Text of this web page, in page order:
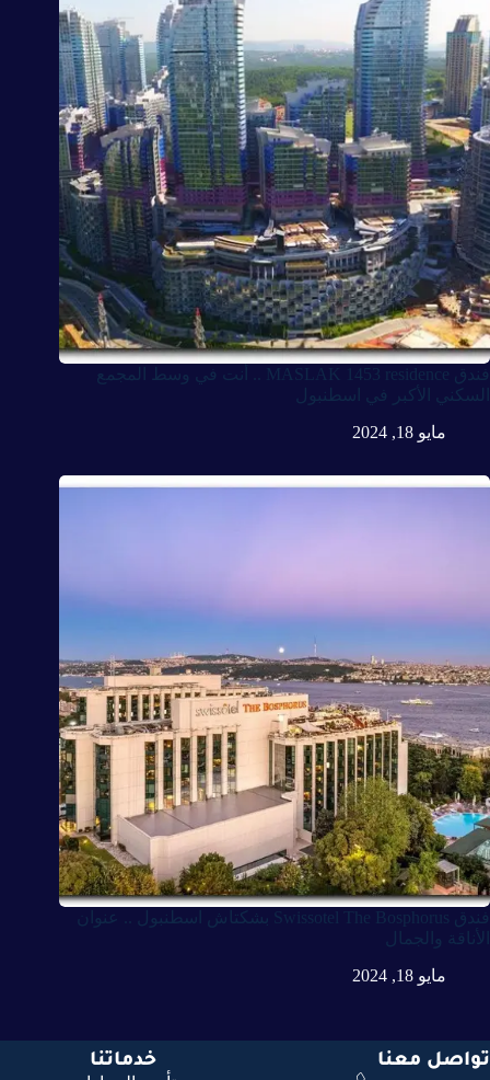
فندق MASLAK 1453 residence .. أنت في وسط المجمع
السكني الأكبر في اسطنبول
مايو 18, 2024
فندق Swissotel The Bosphorus بشكتاش اسطنبول .. عنوان
الأناقة والجمال
مايو 18, 2024
تواصل معنا خدماتنا